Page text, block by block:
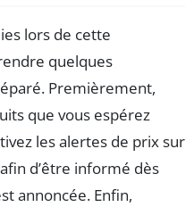
lors de cette
quelques
Premièrement,
que vous espérez
les alertes de prix sur
d’être informé dès
annoncée. Enfin,